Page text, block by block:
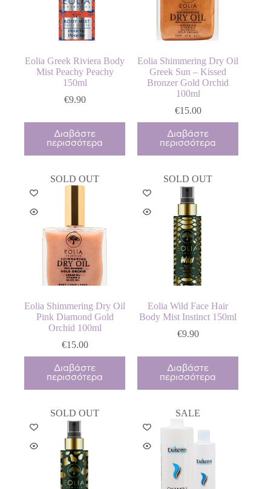
Eolia Greek Riviera Body
Mist Peachy Peachy
150ml
€9.90
Διαβάστε
περισσότερα
Eolia Shimmering Dry Oil
Greek Sun – Kissed
Bronzer Gold Orchid
100ml
€15.00
Διαβάστε
περισσότερα
SOLD OUT
Eolia Shimmering Dry Oil
Pink Diamond Gold
Orchid 100ml
€15.00
Διαβάστε
περισσότερα
SOLD OUT
Eolia Wild Face Hair
Body Mist Instinct 150ml
€9.90
Διαβάστε
περισσότερα
SOLD OUT SALE